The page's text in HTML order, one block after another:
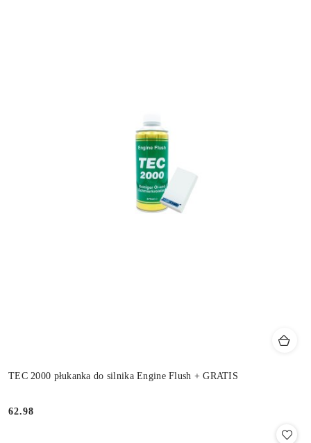
TEC 2000 płukanka do silnika Engine Flush + GRATIS
Cena:
62.98